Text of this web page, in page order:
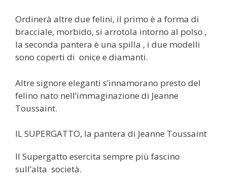
Ordinerà altre due felini, il primo è a forma di
bracciale, morbido, si arrotola intorno al polso ,
la seconda pantera è una spilla , i due modelli
sono coperti di onice e diamanti.
Altre signore eleganti s’innamorano presto del
felino nato nell’immaginazione di Jeanne
Toussaint.
IL SUPERGATTO, la pantera di Jeanne Toussaint
Il Supergatto esercita sempre più fascino
sull’alta società.